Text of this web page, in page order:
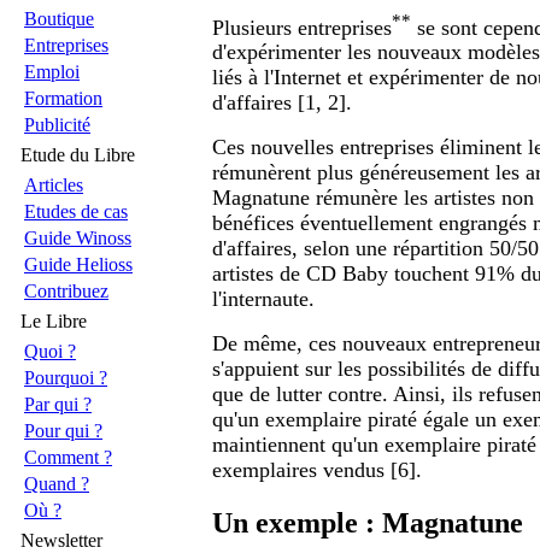
Boutique
Entreprises
Emploi
Formation
Publicité
Etude du Libre
Articles
Etudes de cas
Guide Winoss
Guide Helioss
Contribuez
Le Libre
Quoi ?
Pourquoi ?
Par qui ?
Pour qui ?
Comment ?
Quand ?
Où ?
Newsletter
Plusieurs entreprises** se sont
d'expérimenter les nouveaux
liés à l'Internet et expérimenter de
d'affaires [1, 2].
Ces nouvelles entreprises éliminent
rémunèrent plus généreusement les
Magnatune rémunère les artistes non
bénéfices éventuellement engrangés
d'affaires, selon une répartition 50/
artistes de CD Baby touchent 91%
l'internaute.
De même, ces nouveaux
s'appuient sur les possibilités de
que de lutter contre. Ainsi, ils
qu'un exemplaire piraté égale un
maintiennent qu'un exemplaire
exemplaires vendus [6].
Un exemple : Magnatune